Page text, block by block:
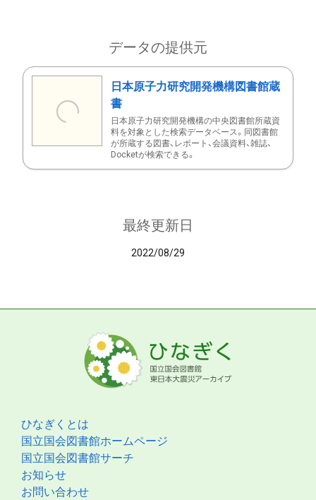
データの提供元
日本原子力研究開発機構図書館蔵
書
日本原子力研究開発機構の中央図書館所蔵資
料を対象とした検索データベース。同図書館
が所蔵する図書、レポート、会議資料、雑誌、
Docketが検索できる。
最終更新日
2022/08/29
ひなぎくとは
国立国会図書館ホームページ
国立国会図書館サーチ
お知らせ
お問い合わせ